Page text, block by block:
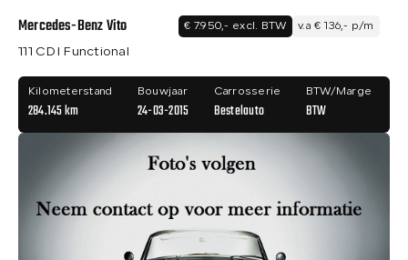
Mercedes-Benz Vito € 7.950,- excl. BTW v.a € 136,- p/m
111 CDI Functional
Kilometerstand
284.145 km
Bouwjaar
24-03-2015
Carrosserie
Bestelauto
BTW/Marge
BTW